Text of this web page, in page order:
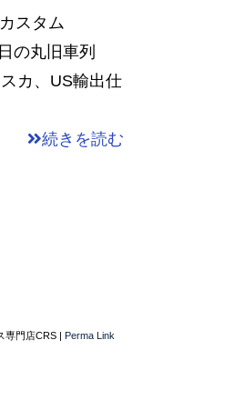
スタム
の丸旧車列
カ、US輸出仕
続きを読む
専門店CRS | Perma Link